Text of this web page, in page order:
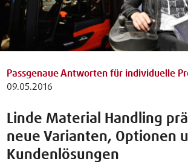
Passgenaue Antworten für individuelle
09.05.2016
Linde Material Handling
neue Varianten, Optionen
Kundenlösungen